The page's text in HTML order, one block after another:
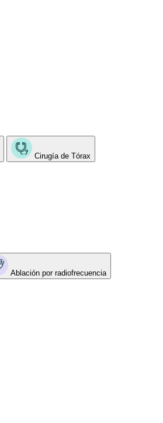
Cirugía de Tórax
Ablación por radiofrecuencia